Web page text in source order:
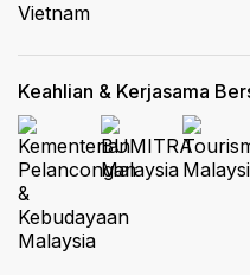
Vietnam
Keahlian & Kerjasama